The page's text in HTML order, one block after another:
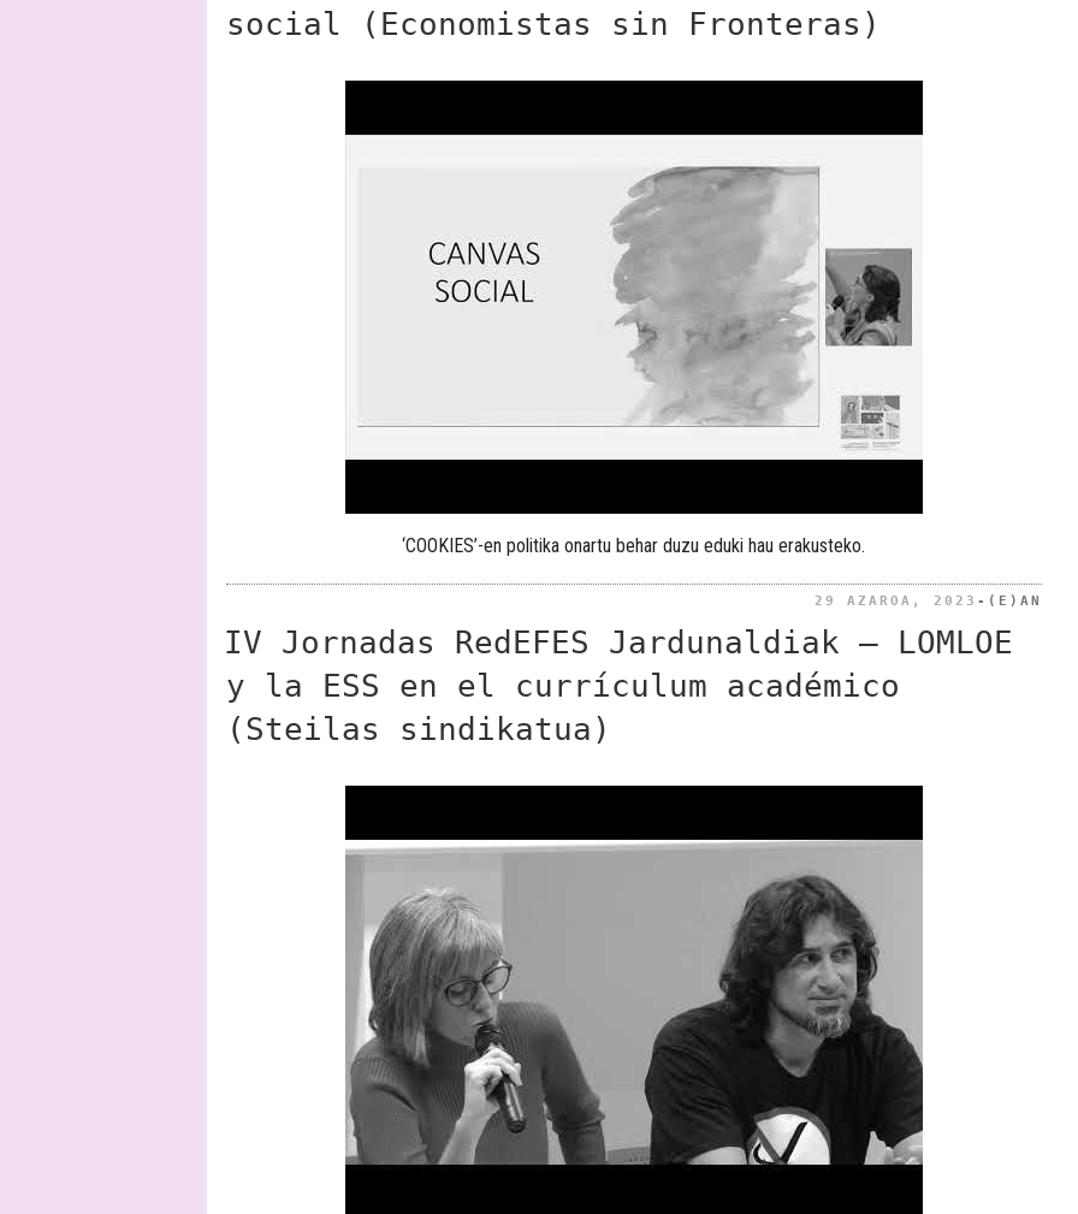
social (Economistas sin Fronteras)
‘COOKIES’-en politika onartu behar duzu eduki hau erakusteko.
29 AZAROA, 2023 -(E)AN
IV Jornadas RedEFES Jardunaldiak – LOMLOE
y la ESS en el currículum académico
(Steilas sindikatua)